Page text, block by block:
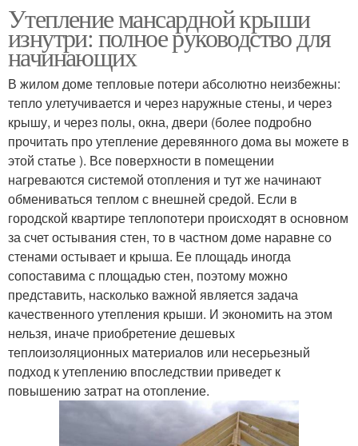
Утепление мансардной крыши
изнутри: полное руководство для
начинающих
В жилом доме тепловые потери абсолютно неизбежны:
тепло улетучивается и через наружные стены, и через
крышу, и через полы, окна, двери (более подробно
прочитать про утепление деревянного дома вы можете в
этой статье ). Все поверхности в помещении
нагреваются системой отопления и тут же начинают
обмениваться теплом с внешней средой. Если в
городской квартире теплопотери происходят в основном
за счет остывания стен, то в частном доме наравне со
стенами остывает и крыша. Ее площадь иногда
сопоставима с площадью стен, поэтому можно
представить, насколько важной является задача
качественного утепления крыши. И экономить на этом
нельзя, иначе приобретение дешевых
теплоизоляционных материалов или несерьезный
подход к утеплению впоследствии приведет к
повышению затрат на отопление.